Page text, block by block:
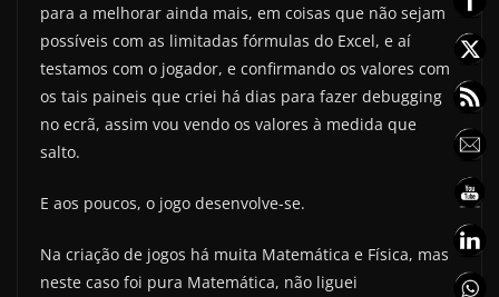
para a melhorar ainda mais, em coisas que não sejam
possíveis com as limitadas fórmulas do Excel, e aí
testamos com o jogador, e confirmando os valores com
os tais paineis que criei há dias para fazer debugging
no ecrã, assim vou vendo os valores à medida que
salto.
E aos poucos, o jogo desenvolve-se.
Na criação de jogos há muita Matemática e Física, mas
neste caso foi pura Matemática, não liguei